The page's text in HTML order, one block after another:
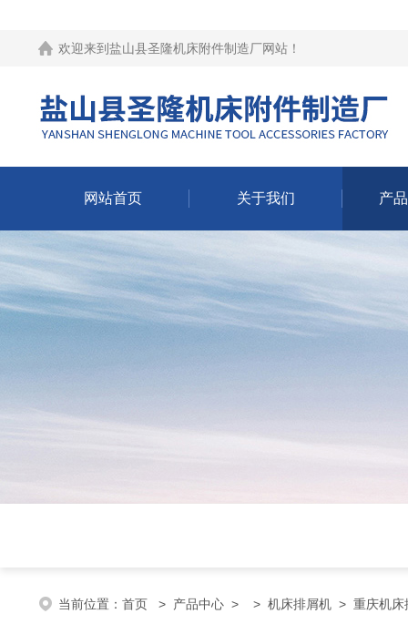
欢迎来到 盐山县圣隆机床附件制造厂网站 ！
网站首页 关于我们 产
当前位置： 首页 > 产品中心 > > 机床排屑机 > 重庆机床